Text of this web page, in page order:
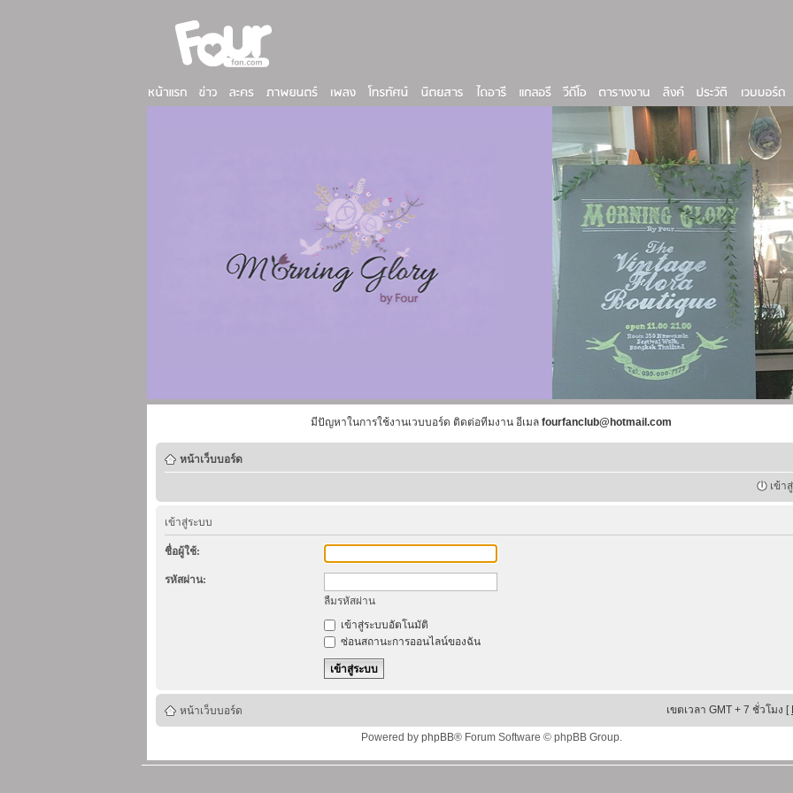
มีปัญหาในการใช้งานเวบบอร์ด ติดต่อทีมงาน อีเมล fourfanclub@hotmail.com
หน้าเว็บบอร์ด
เข้า
เข้าสู่ระบบ
ชื่อผู้ใช้:
รหัสผ่าน:
ลืมรหัสผ่าน
เข้าสู่ระบบอัตโนมัติ
ซ่อนสถานะการออนไลน์ของฉัน
หน้าเว็บบอร์ด เขตเวลา GMT + 7 ชั่วโมง [
Powered by phpBB® Forum Software © phpBB Group.